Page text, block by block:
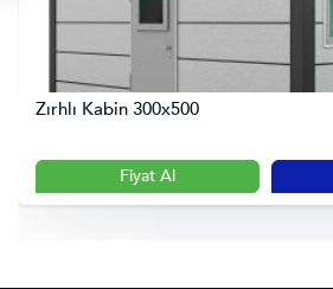
Zırhlı Kabin 300x500
Fiyat Al